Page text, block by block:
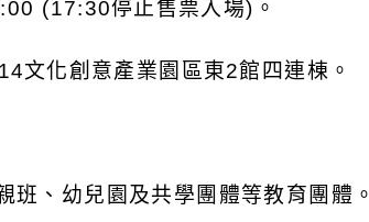
(17:30停止售票入場) 。
文化創意產業園區東2館四連棟。
班、幼兒園及共學團體等教育團體。